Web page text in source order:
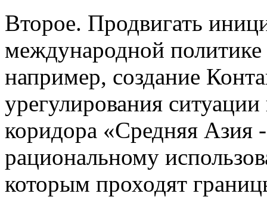
Второе. Продвигать
международной
например, создание
урегулирования
коридора «Средняя Азия
рациональному
которым проходят